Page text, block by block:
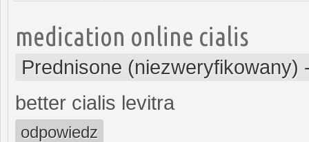
medication online cialis
Prednisone (niezweryfikowany)
better cialis levitra
odpowiedz